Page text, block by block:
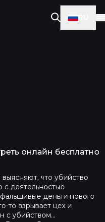
онлайн бесплатно
что убийство
с деятельностью
деньги нового
то взрывает цех и
с убийством…